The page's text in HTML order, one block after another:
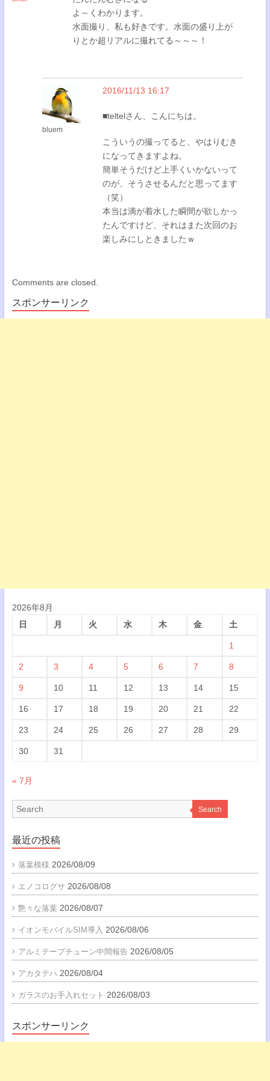
よ～くわかります。
水面撮り、私も好きです。水面の盛り上が
りとか超リアルに撮れてる～～～！
bluem
2016/11/13 16:17
■teltelさん、こんにちは。
こういうの撮ってると、やはりむき
になってきますよね。
簡単そうだけど上手くいかないって
のが、そうさせるんだと思ってます
（笑）
本当は滴が着水した瞬間が欲しかっ
たんですけど、それはまた次回のお
楽しみにしときましたｗ
Comments are closed.
スポンサーリンク
2026年8月
日
月 火 水 木 金 土
1
2 3 4 5 6 7 8
9 10 11 12 13 14 15
16 17 18 19 20 21 22
23 24 25 26 27 28 29
30 31
« 7月
Search
最近の投稿
落葉模様 2026/08/09
エノコログサ 2026/08/08
艶々な落葉 2026/08/07
イオンモバイルSIM導入 2026/08/06
アルミテープチューン中間報告 2026/08/05
アカタテハ 2026/08/04
ガラスのお手入れセット 2026/08/03
スポンサーリンク